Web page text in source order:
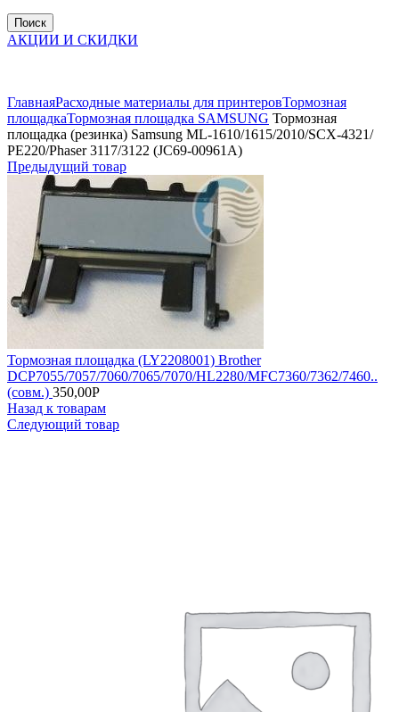
Поиск
АКЦИИ И СКИДКИ
ГлавнаяРасходные материалы для принтеровТормозная
площадкаТормозная площадка SAMSUNG Тормозная
площадка (резинка) Samsung ML-1610/1615/2010/SCX-4321/
РE220/Phaser 3117/3122 (JC69-00961A)
Предыдущий товар
Тормозная площадка (LY2208001) Brother
DCP7055/7057/7060/7065/7070/HL2280/MFC7360/7362/7460..
(совм.) 350,00Р
Назад к товарам
Следующий товар